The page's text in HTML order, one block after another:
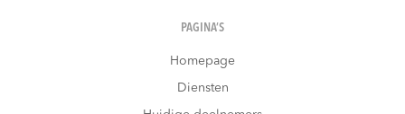
PAGINA’S
Homepage
Diensten